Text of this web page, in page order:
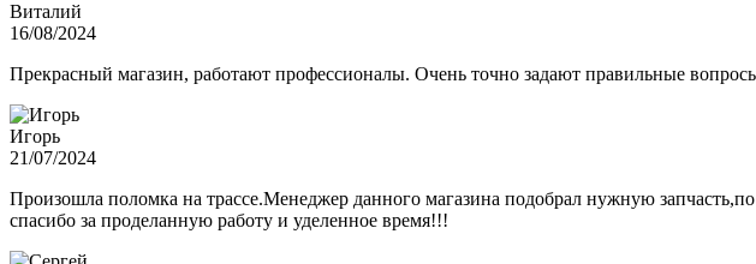
Виталий
16/08/2024
Прекрасный магазин, работают профессионалы. Очень точно задают правильные
Игорь
21/07/2024
Произошла поломка на трассе.Менеджер данного магазина подобрал нужную
спасибо за проделанную работу и уделенное время!!!